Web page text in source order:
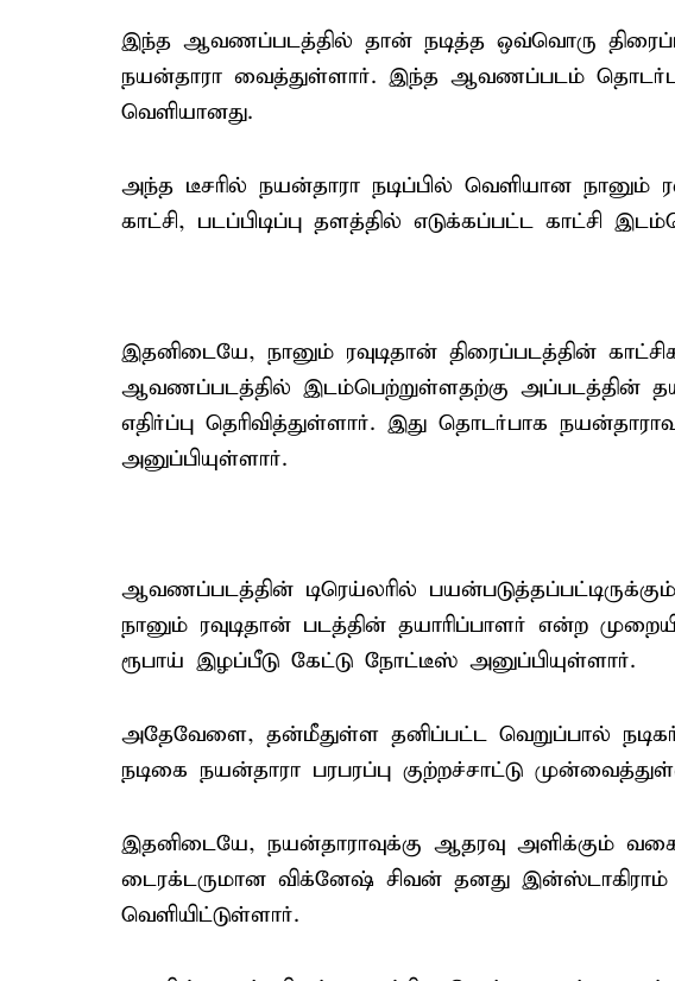
இந்த ஆவணப்படத்தில் தான் நடித்த ஒவ்வொரு
நயன்தாரா வைத்துள்ளார். இந்த ஆவணப்படம்
வெளியானது.
அந்த டீசரில் நயன்தாரா நடிப்பில் வெளியான நானும்
காட்சி, படப்பிடிப்பு தளத்தில் எடுக்கப்பட்ட காட்சி
இதனிடையே, நானும் ரவுடிதான் திரைப்படத்தின்
ஆவணப்படத்தில் இடம்பெற்றுள்ளதற்கு அப்படத்தின்
எதிர்ப்பு தெரிவித்துள்ளார். இது தொடர்பாக
அனுப்பியுள்ளார்.
ஆவணப்படத்தின் டிரெய்லரில் பயன்படுத்தப்பட்டிருக்கும்
நானும் ரவுடிதான் படத்தின் தயாரிப்பாளர் என்ற
ரூபாய் இழப்பீடு கேட்டு நோட்டீஸ் அனுப்பியுள்ளார்.
அதேவேளை, தன்மீதுள்ள தனிப்பட்ட வெறுப்பால் நடிகர்
நடிகை நயன்தாரா பரபரப்பு குற்றச்சாட்டு
இதனிடையே, நயன்தாராவுக்கு ஆதரவு அளிக்கும்
டைரக்டருமான விக்னேஷ் சிவன் தனது
வெளியிட்டுள்ளார்.